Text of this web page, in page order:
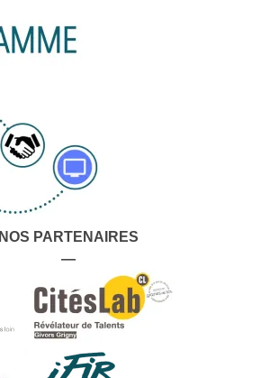
NOS PARTENAIRES
—